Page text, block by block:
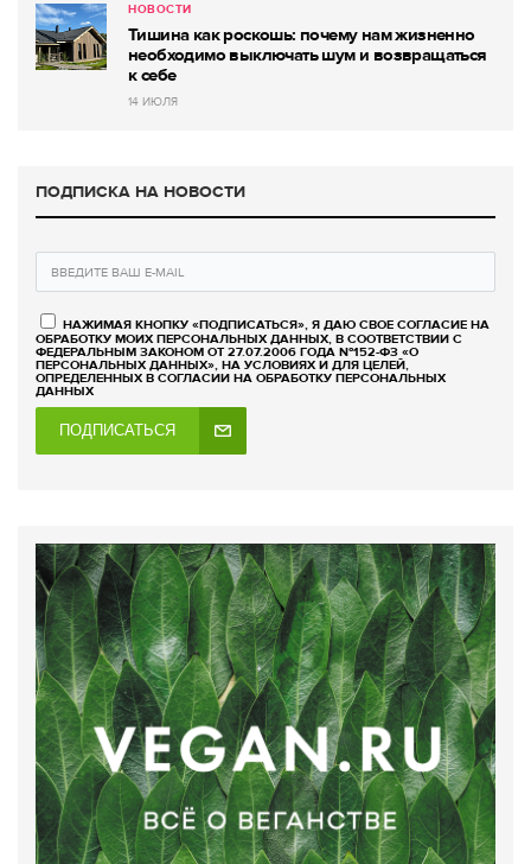
НОВОСТИ
Тишина как роскошь: почему нам жизненно
необходимо выключать шум и возвращаться
к себе
14 ИЮЛЯ
ПОДПИСКА НА НОВОСТИ
НАЖИМАЯ КНОПКУ «ПОДПИСАТЬСЯ», Я ДАЮ СВОЕ СОГЛАСИЕ НА
ОБРАБОТКУ МОИХ ПЕРСОНАЛЬНЫХ ДАННЫХ, В СООТВЕТСТВИИ С
ФЕДЕРАЛЬНЫМ ЗАКОНОМ ОТ 27.07.2006 ГОДА №152-ФЗ «О
ПЕРСОНАЛЬНЫХ ДАННЫХ», НА УСЛОВИЯХ И ДЛЯ ЦЕЛЕЙ,
ОПРЕДЕЛЕННЫХ В СОГЛАСИИ НА ОБРАБОТКУ ПЕРСОНАЛЬНЫХ
ДАННЫХ
ПОДПИСАТЬСЯ